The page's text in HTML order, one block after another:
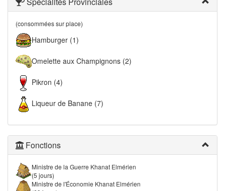
(consommées sur place)
Hamburger (1)
Omelette aux Champignons (2)
Pikron (4)
Liqueur de Banane (7)
Fonctions
Ministre de la Guerre Khanat Elmérien
(5 jours)
Ministre de l'Économie Khanat Elmérien